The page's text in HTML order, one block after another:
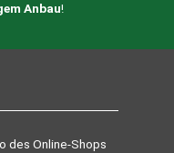
Anbau!
des Online-Shops